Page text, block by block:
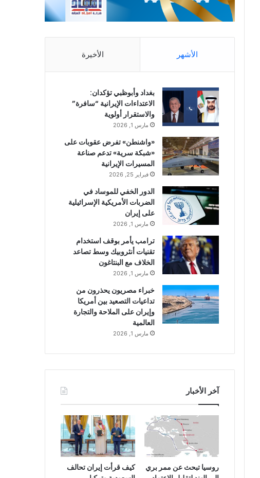
الأشهر الأخيرة
بغداد وأبوظبي تؤكدان:
الاعتداءات الإيرانية “سافرة”
والاستقرار أولوية
مارس 1, 2026
«واشنطن» تفرض عقوبات على
«شبكة سرية» تدعم صناعة
المسيرات الإيرانية
فبراير 25, 2026
الدور الخفي للموساد في
الضربات الأمريكية الإسرائيلية
على إيران
مارس 1, 2026
ترامب يأمر بوقف استخدام
تقنيات أنثروبيك وسط تصاعد
الخلاف مع البنتاغون
مارس 1, 2026
خبراء مصريون يحذرون من
تداعيات التصعيد بين أمريكا
وإيران على الملاحة والتجارة
العالمية
مارس 1, 2026
آخر الأخبار
روسيا تبحث عن ممر بري
كيف قرأت إيران تحالف